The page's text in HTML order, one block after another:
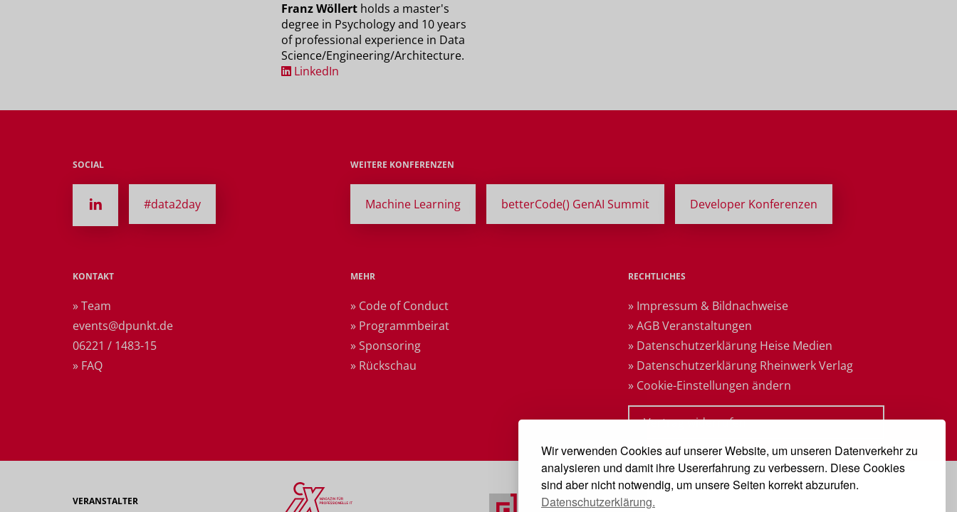
Wir verwenden Cookies auf unserer Website, um unseren Datenverkehr zu
analysieren und damit ihre Usererfahrung zu verbessern. Diese Cookies
sind aber nicht notwendig, um unsere Seiten korrekt abzurufen.
Datenschutzerklärung.
Franz Wöllertholds a master's
degree in Psychology and 10 years
of professional experience in Data
Science/Engineering/Architecture.
LinkedIn
SOCIAL
#data2day
WEITERE KONFERENZEN
Machine Learning betterCode() GenAI Summit Developer Konferenzen
KONTAKT
» Team
events@dpunkt.de
06221 / 1483-15
» FAQ
MEHR
» Code of Conduct
» Programmbeirat
» Sponsoring
» Rückschau
RECHTLICHES
» Impressum & Bildnachweise
» AGB Veranstaltungen
» Datenschutzerklärung Heise Medien
» Datenschutzerklärung Rheinwerk Verlag
» Cookie-Einstellungen ändern
» Vertrag widerrufen
VERANSTALTER